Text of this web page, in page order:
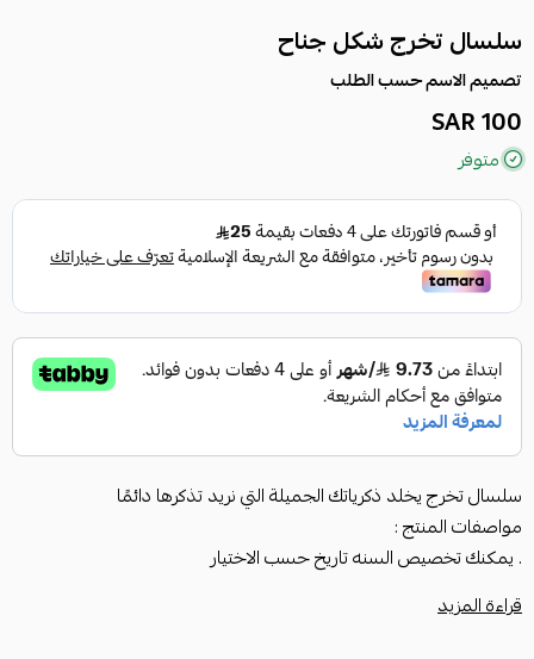
سلسال تخرج شكل جناح
تصميم الاسم حسب الطلب
100 SAR
متوفر
سلسال تخرج يخلد ذكرياتك الجميلة التي نريد تذكرها دائمًا
مواصفات المنتج :
. يمكنك تخصيص السنه تاريخ حسب الاختيار
. مطلية بالذهب عيار 21 قيراط
قراءة المزيد